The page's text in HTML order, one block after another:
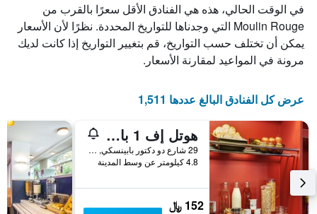
في الوقت الحالي، هذه هي الفنادق الأقل سعرًا بالقرب من
Moulin Rouge التي وجدناها للتواريخ المحددة. نظرًا لأن الأسعار
يمكن أن تختلف حسب التواريخ، قم بتغيير التواريخ إذا كانت لديك
مرونة في المواعيد لمقارنة الأسعار.
عرض كل الفنادق البالغ عددها 1,511
هوتل إف 1 باريس سان أوين - مارش ٔو بوسيز
29 شارع دو دكتور بابينسكي, باريس, فرنسا
4.8 كيلومتر عن وسط المدينة
152 ﷼